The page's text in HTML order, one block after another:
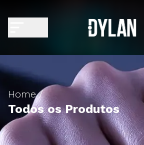
Home /
Todos os Produtos